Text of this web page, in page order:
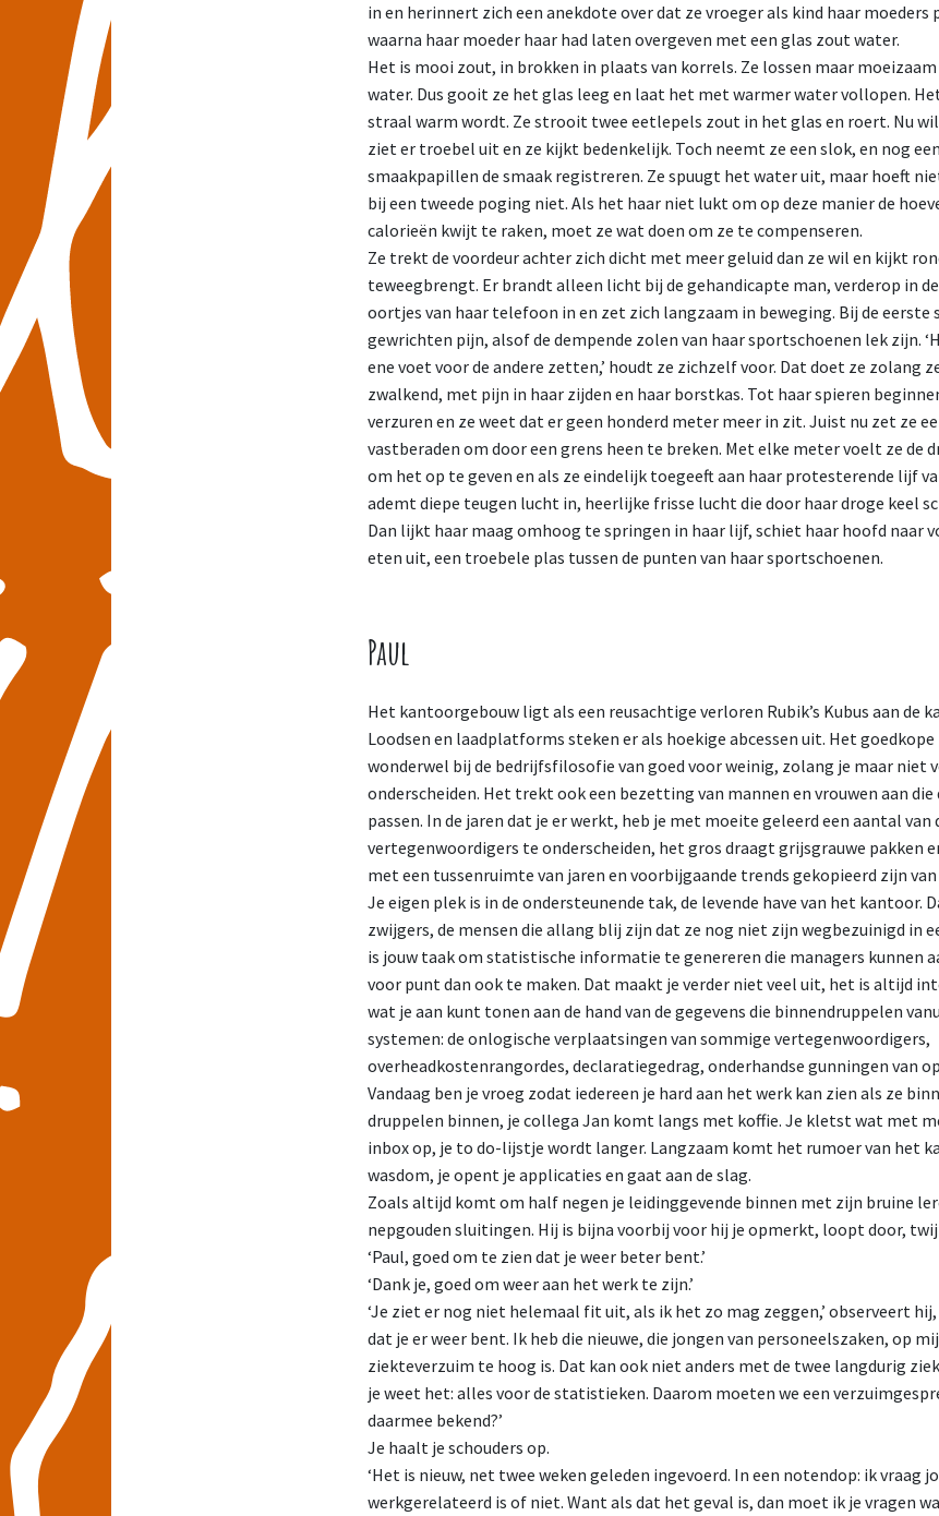
in en herinnert zich een anekdote over dat ze vroeger als kind haar
waarna haar moeder haar had laten overgeven met een glas zout water.
Het is mooi zout, in brokken in plaats van korrels. Ze lossen maar
water. Dus gooit ze het glas leeg en laat het met warmer water vollopen.
straal warm wordt. Ze strooit twee eetlepels zout in het glas en roert. Nu
ziet er troebel uit en ze kijkt bedenkelijk. Toch neemt ze een slok, en nog
smaakpapillen de smaak registreren. Ze spuugt het water uit, maar hoeft
bij een tweede poging niet. Als het haar niet lukt om op deze manier de
calorieën kwijt te raken, moet ze wat doen om ze te compenseren.
Ze trekt de voordeur achter zich dicht met meer geluid dan ze wil en kijkt
teweegbrengt. Er brandt alleen licht bij de gehandicapte man, verderop in
oortjes van haar telefoon in en zet zich langzaam in beweging. Bij de eerste
gewrichten pijn, alsof de dempende zolen van haar sportschoenen lek zijn.
ene voet voor de andere zetten,’ houdt ze zichzelf voor. Dat doet ze zolang
zwalkend, met pijn in haar zijden en haar borstkas. Tot haar spieren
verzuren en ze weet dat er geen honderd meter meer in zit. Juist nu zet ze
vastberaden om door een grens heen te breken. Met elke meter voelt ze de
om het op te geven en als ze eindelijk toegeeft aan haar protesterende lijf
ademt diepe teugen lucht in, heerlijke frisse lucht die door haar droge keel
Dan lijkt haar maag omhoog te springen in haar lijf, schiet haar hoofd naar
eten uit, een troebele plas tussen de punten van haar sportschoenen.
Paul
Het kantoorgebouw ligt als een reusachtige verloren Rubik’s Kubus aan de
Loodsen en laadplatforms steken er als hoekige abcessen uit. Het
wonderwel bij de bedrijfsfilosofie van goed voor weinig, zolang je maar niet
onderscheiden. Het trekt ook een bezetting van mannen en vrouwen aan die
passen. In de jaren dat je er werkt, heb je met moeite geleerd een aantal van
vertegenwoordigers te onderscheiden, het gros draagt grijsgrauwe pakken
met een tussenruimte van jaren en voorbijgaande trends gekopieerd zijn
Je eigen plek is in de ondersteunende tak, de levende have van het kantoor.
zwijgers, de mensen die allang blij zijn dat ze nog niet zijn wegbezuinigd in
is jouw taak om statistische informatie te genereren die managers kunnen
voor punt dan ook te maken. Dat maakt je verder niet veel uit, het is altijd
wat je aan kunt tonen aan de hand van de gegevens die binnendruppelen
systemen: de onlogische verplaatsingen van sommige vertegenwoordigers,
overheadkostenrangordes, declaratiegedrag, onderhandse gunningen van
Vandaag ben je vroeg zodat iedereen je hard aan het werk kan zien als ze
druppelen binnen, je collega Jan komt langs met koffie. Je kletst wat met
inbox op, je to do-lijstje wordt langer. Langzaam komt het rumoer van het
wasdom, je opent je applicaties en gaat aan de slag.
Zoals altijd komt om half negen je leidinggevende binnen met zijn bruine
nepgouden sluitingen. Hij is bijna voorbij voor hij je opmerkt, loopt door,
‘Paul, goed om te zien dat je weer beter bent.’
‘Dank je, goed om weer aan het werk te zijn.’
‘Je ziet er nog niet helemaal fit uit, als ik het zo mag zeggen,’ observeert
dat je er weer bent. Ik heb die nieuwe, die jongen van personeelszaken, op
ziekteverzuim te hoog is. Dat kan ook niet anders met de twee langdurig
je weet het: alles voor de statistieken. Daarom moeten we een
daarmee bekend?’
Je haalt je schouders op.
‘Het is nieuw, net twee weken geleden ingevoerd. In een notendop: ik vraag
werkgerelateerd is of niet. Want als dat het geval is, dan moet ik je vragen